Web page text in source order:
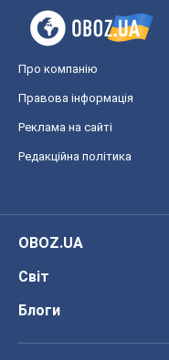
Про компанію
Правова інформація
Реклама на сайті
Редакційна політика
OBOZ.UA
Світ
Блоги